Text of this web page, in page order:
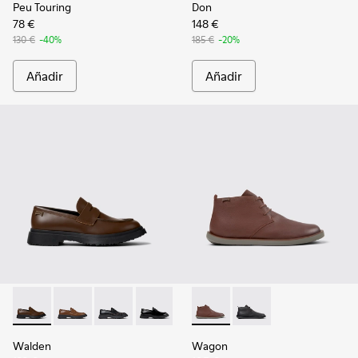
Peu Touring
78 €
130 € -40%
Añadir
Don
148 €
185 € -20%
Añadir
Walden - K100633-046 - Mocasines náuticos de piel
Walden - K100633-049
Walden - K100633-048
Walden - K100633-019 - Mocasines
Walden
Wagon - K300378-019 -
Wagon - K300378-
Wagon